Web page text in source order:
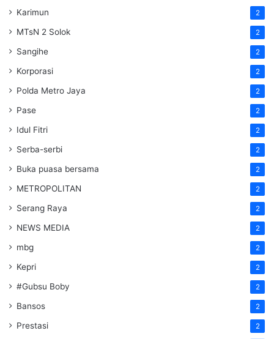
Karimun 2
MTsN 2 Solok 2
Sangihe 2
Korporasi 2
Polda Metro Jaya 2
Pase 2
Idul Fitri 2
Serba-serbi 2
Buka puasa bersama 2
METROPOLITAN 2
Serang Raya 2
NEWS MEDIA 2
mbg 2
Kepri 2
#Gubsu Boby 2
Bansos 2
Prestasi 2